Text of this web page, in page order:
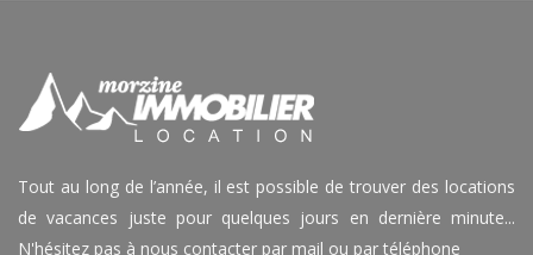
Tout au long de l’année, il est possible de trouver des locations
de vacances juste pour quelques jours en dernière minute...
N'hésitez pas à nous contacter par mail ou par téléphone